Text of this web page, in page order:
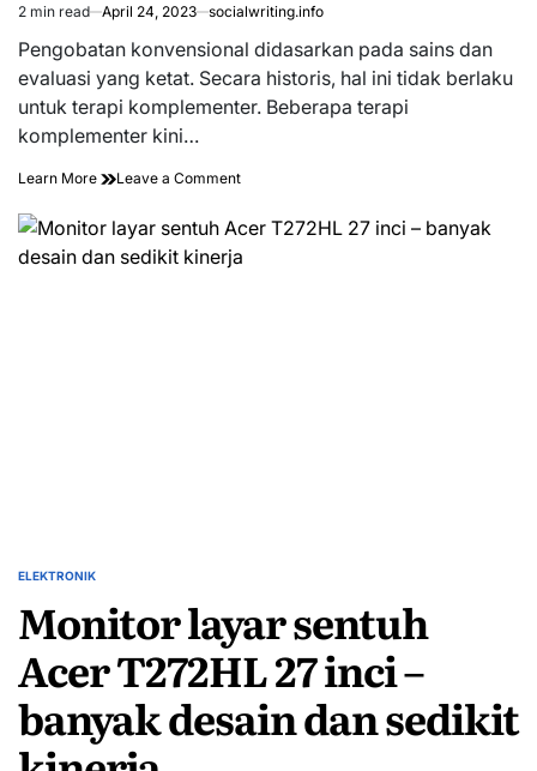
Estimated
read
time
2 min read April 24, 2023 socialwriting.info
Pengobatan konvensional didasarkan pada sains dan
evaluasi yang ketat. Secara historis, hal ini tidak berlaku
untuk terapi komplementer. Beberapa terapi
komplementer kini…
Learn More Leave a Commenton
komplementer
dan
pengobatan
POSTED
ELEKTRONIK
Monitor layar sentuh
Acer T272HL 27 inci –
banyak desain dan sedikit